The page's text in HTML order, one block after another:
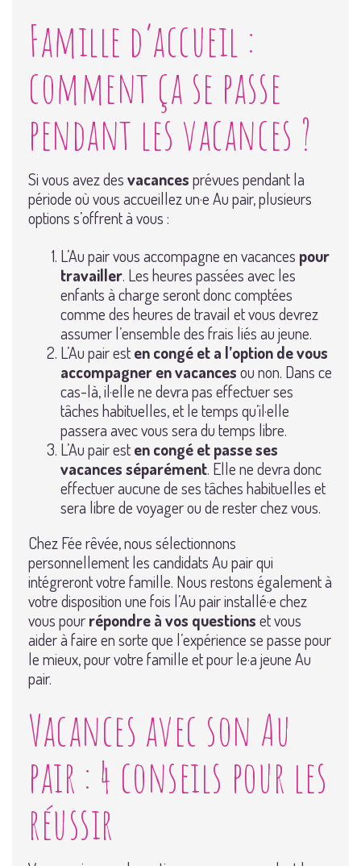
Famille d’accueil :
comment ça se passe
pendant les vacances ?
Si vous avez desvacancesprévues pendant la
période où vous accueillez un·e Au pair, plusieurs
options s’offrent à vous :
L’Au pair vous accompagne en vacances pour
travailler. Les heures passées avec les
enfants à charge seront donc comptées
comme des heures de travail et vous devrez
assumer l’ensemble des frais liés au jeune.
L’Au pair esten congé et a l’option de vous
accompagner en vacancesou non. Dans ce
cas-là, il·elle ne devra pas effectuer ses
tâches habituelles, et le temps qu’il·elle
passera avec vous sera du temps libre.
L’Au pair esten congé et passe ses
vacances séparément. Elle ne devra donc
effectuer aucune de ses tâches habituelles et
sera libre de voyager ou de rester chez vous.
Chez Fée rêvée, nous sélectionnons
personnellement les candidats Au pair qui
intégreront votre famille. Nous restons également à
votre disposition une fois l’Au pair installé·e chez
vous pourrépondre à vos questionset vous
aider à faire en sorte que l’expérience se passe pour
le mieux, pour votre famille et pour le·a jeune Au
pair.
Vacances avec son Au
pair : 4 conseils pour les
réussir